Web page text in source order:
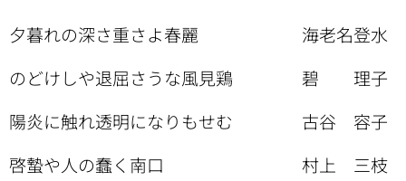
夕暮れの深さ重さよ春麗 海老名登水
のどけしや退屈さうな風見鶏 碧 理子
陽炎に触れ透明になりもせむ 古谷 容子
啓蟄や人の蠢く南口 村上 三枝